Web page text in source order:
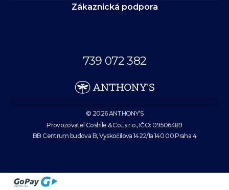
Zákaznická podpora
739 072 382
© 2026 ANTHONY’S
Provozovatel Coshile & Co., s.r.o., IČO: 09506489
BB Centrum budova B, Vyskočilova 1422/1a 140 00 Praha 4